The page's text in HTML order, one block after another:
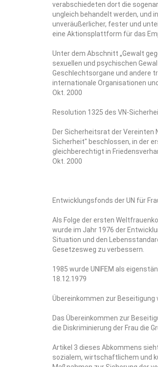
verabschiedeten dort die
ungleich behandelt werden, und
unveräußerlicher, fester und
eine Aktionsplattform für das
Unter dem Abschnitt „Gewalt
sexuellen und psychischen
Geschlechtsorgane und andere
internationale Organisationen
Okt. 2000
Resolution 1325 des VN-
Der Sicherheitsrat der Vereinten
Sicherheit" beschlossen, in der
gleichberechtigt in
Okt. 2000
Entwicklungsfonds der UN für
Als Folge der ersten
wurde im Jahr 1976 der
Situation und den
Gesetzesweg zu verbessern.
1985 wurde UNIFEM als
18.12.1979
Übereinkommen zur Beseitigung
Das Übereinkommen zur
die Diskriminierung der Frau die
Artikel 3 dieses Abkommens
sozialem, wirtschaftlichem und